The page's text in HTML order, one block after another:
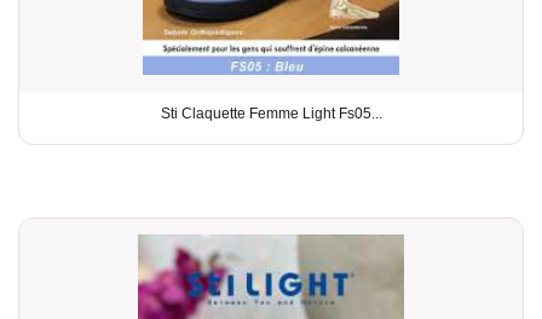
Sti Claquette Femme Light Fs05...